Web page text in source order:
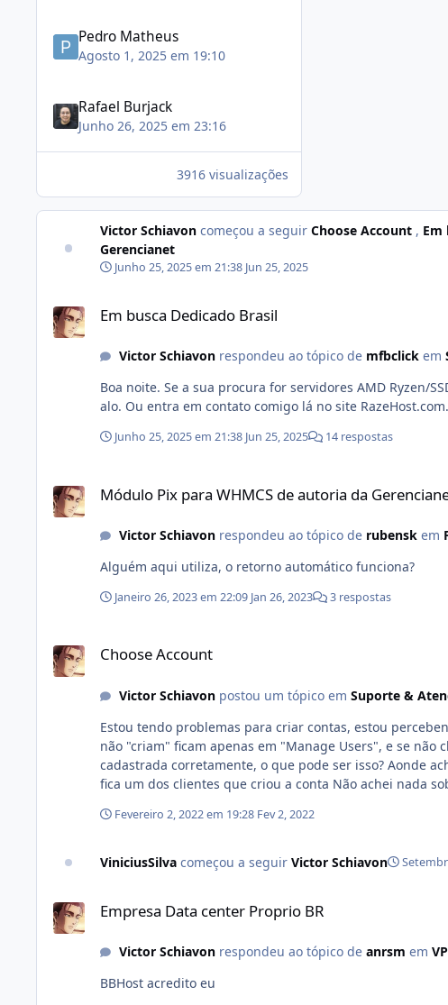
Pedro Matheus
Agosto 1, 2025 em 19:10
Rafael Burjack
Junho 26, 2025 em 23:16
3916 visualizações
Victor Schiavon começou a seguir Choose Account , Em
Gerencianet
Junho 25, 2025 em 21:38 Jun 25, 2025
Em busca Dedicado Brasil
Victor Schiavonrespondeu ao tópico de mfbclickem
Boa noite. Se a sua procura for servidores AMD Ryzen/SSD NVMe pra aplicações altas e servidores de jogos, me dá um
alo. Ou entra em contato comigo lá no site
Junho 25, 2025 em 21:38 Jun 25, 2025 14 respostas
Módulo Pix para WHMCS de autoria da
Victor Schiavonrespondeu ao tópico de rubenskem
Alguém aqui utiliza, o retorno automático funciona?
Janeiro 26, 2023 em 22:09 Jan 26, 2023 3 respostas
Choose Account
Victor Schiavonpostou um tópico em Suporte &
Estou tendo problemas para criar contas, estou
não "criam" ficam apenas em "Manage Users", e se não
cadastrada corretamente, o que pode ser isso? Aonde acho a configuração disso?
fica um dos clientes que criou a
Fevereiro 2, 2022 em 19:28 Fev 2, 2022
ViniciusSilva começou a seguir Victor Schiavon
Empresa Data center Proprio BR
Victor Schiavonrespondeu ao tópico de anrsm em
BBHost acredito eu